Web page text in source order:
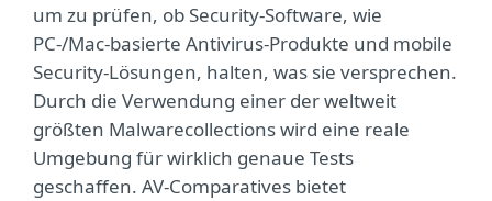
um zu prüfen, ob Security-Software, wie
PC-/Mac-basierte Antivirus-Produkte und mobile
Security-Lösungen, halten, was sie versprechen.
Durch die Verwendung einer der weltweit
größten Malwarecollections wird eine reale
Umgebung für wirklich genaue Tests
geschaffen. AV-Comparatives bietet